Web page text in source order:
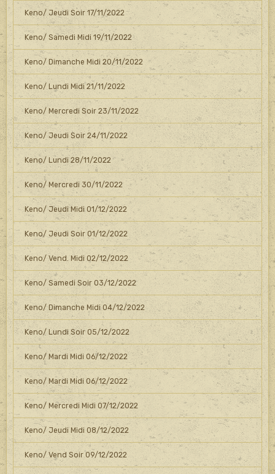
Keno/ Jeudi Soir 17/11/2022
Keno/ Samedi Midi 19/11/2022
Keno/ Dimanche Midi 20/11/2022
Keno/ Lundi Midi 21/11/2022
Keno/ Mercredi Soir 23/11/2022
Keno/ Jeudi Soir 24/11/2022
Keno/ Lundi 28/11/2022
Keno/ Mercredi 30/11/2022
Keno/ Jeudi Midi 01/12/2022
Keno/ Jeudi Soir 01/12/2022
Keno/ Vend. Midi 02/12/2022
Keno/ Samedi Soir 03/12/2022
Keno/ Dimanche Midi 04/12/2022
Keno/ Lundi Soir 05/12/2022
Keno/ Mardi Midi 06/12/2022
Keno/ Mardi Midi 06/12/2022
Keno/ Mercredi Midi 07/12/2022
Keno/ Jeudi Midi 08/12/2022
Keno/ Vend Soir 09/12/2022